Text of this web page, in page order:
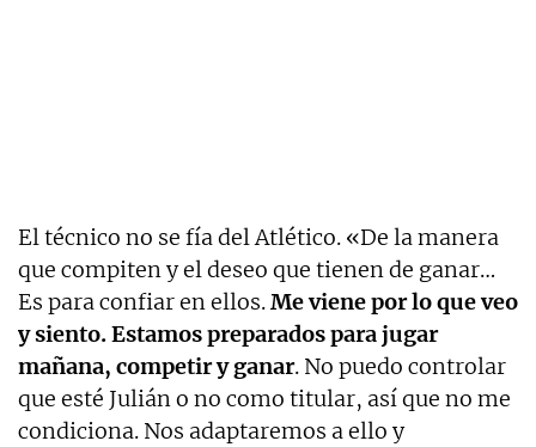
El técnico no se fía del Atlético. «De la manera
que compiten y el deseo que tienen de ganar…
Es para confiar en ellos.Me viene por lo que veo
y siento. Estamos preparados para jugar
mañana, competir y ganar. No puedo controlar
que esté Julián o no como titular, así que no me
condiciona. Nos adaptaremos a ello y